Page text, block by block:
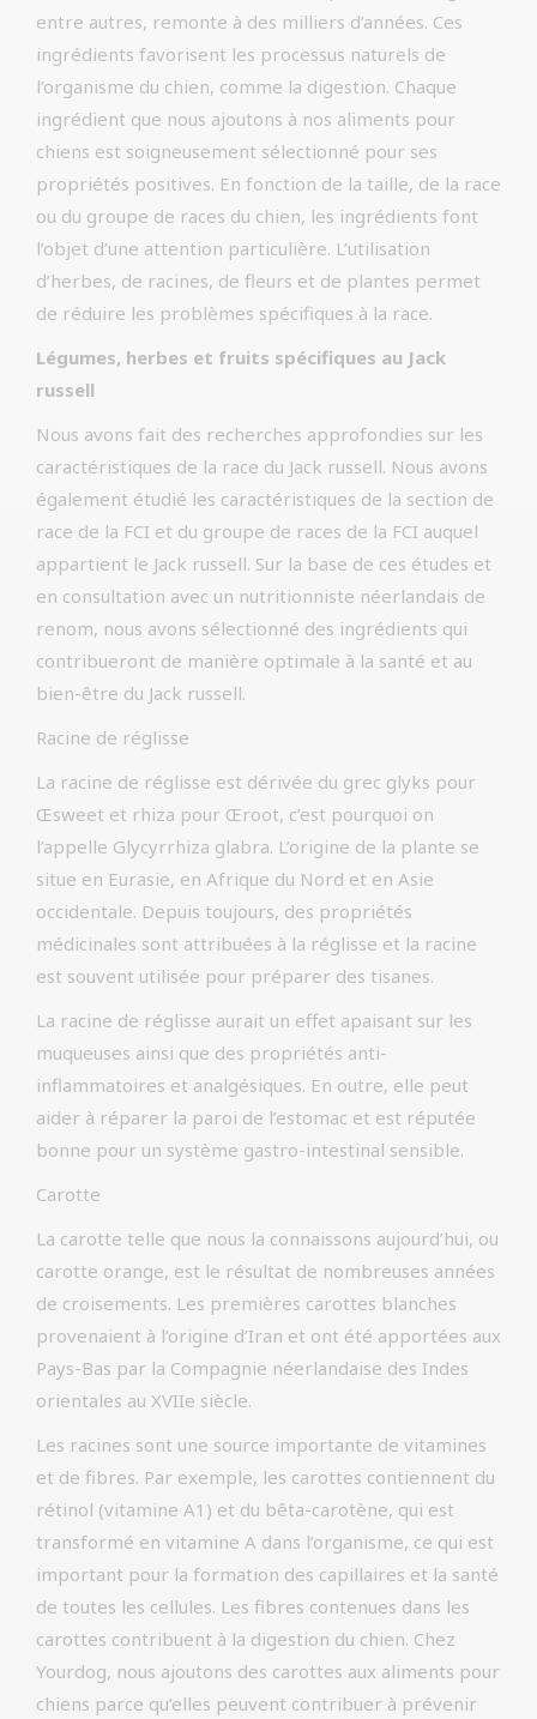
entre autres, remonte à des milliers d’années. Ces
ingrédients favorisent les processus naturels de
l’organisme du chien, comme la digestion. Chaque
ingrédient que nous ajoutons à nos aliments pour
chiens est soigneusement sélectionné pour ses
propriétés positives. En fonction de la taille, de la race
ou du groupe de races du chien, les ingrédients font
l’objet d’une attention particulière. L’utilisation
d’herbes, de racines, de fleurs et de plantes permet
de réduire les problèmes spécifiques à la race.
Légumes, herbes et fruits spécifiques au Jack
russell
Nous avons fait des recherches approfondies sur les
caractéristiques de la race du Jack russell. Nous avons
également étudié les caractéristiques de la section de
race de la FCI et du groupe de races de la FCI auquel
appartient le Jack russell. Sur la base de ces études et
en consultation avec un nutritionniste néerlandais de
renom, nous avons sélectionné des ingrédients qui
contribueront de manière optimale à la santé et au
bien-être du Jack russell.
Racine de réglisse
La racine de réglisse est dérivée du grec glyks pour
Œsweet et rhiza pour Œroot, c’est pourquoi on
l’appelle Glycyrrhiza glabra. L’origine de la plante se
situe en Eurasie, en Afrique du Nord et en Asie
occidentale. Depuis toujours, des propriétés
médicinales sont attribuées à la réglisse et la racine
est souvent utilisée pour préparer des tisanes.
La racine de réglisse aurait un effet apaisant sur les
muqueuses ainsi que des propriétés anti-
inflammatoires et analgésiques. En outre, elle peut
aider à réparer la paroi de l’estomac et est réputée
bonne pour un système gastro-intestinal sensible.
Carotte
La carotte telle que nous la connaissons aujourd’hui, ou
carotte orange, est le résultat de nombreuses années
de croisements. Les premières carottes blanches
provenaient à l’origine d’Iran et ont été apportées aux
Pays-Bas par la Compagnie néerlandaise des Indes
orientales au XVIIe siècle.
Les racines sont une source importante de vitamines
et de fibres. Par exemple, les carottes contiennent du
rétinol (vitamine A1) et du bêta-carotène, qui est
transformé en vitamine A dans l’organisme, ce qui est
important pour la formation des capillaires et la santé
de toutes les cellules. Les fibres contenues dans les
carottes contribuent à la digestion du chien. Chez
Yourdog, nous ajoutons des carottes aux aliments pour
chiens parce qu’elles peuvent contribuer à prévenir